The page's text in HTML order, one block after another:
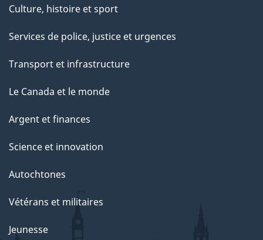
Culture, histoire et sport
Services de police, justice et urgences
Transport et infrastructure
Le Canada et le monde
Argent et finances
Science et innovation
Autochtones
Vétérans et militaires
Jeunesse